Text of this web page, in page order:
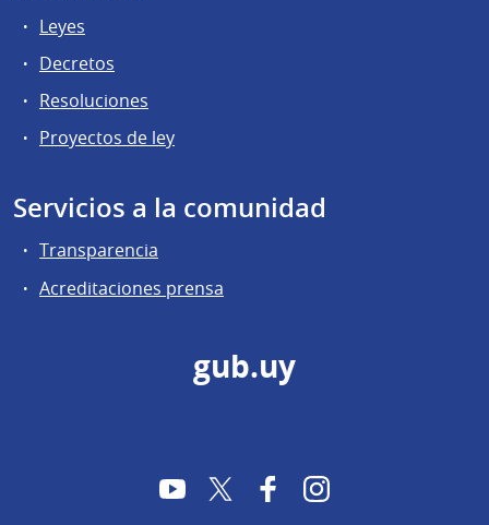
Leyes
Decretos
Resoluciones
Proyectos de ley
Servicios a la comunidad
Transparencia
Acreditaciones prensa
gub.uy
YouTubeTwitter FacebookInstagram